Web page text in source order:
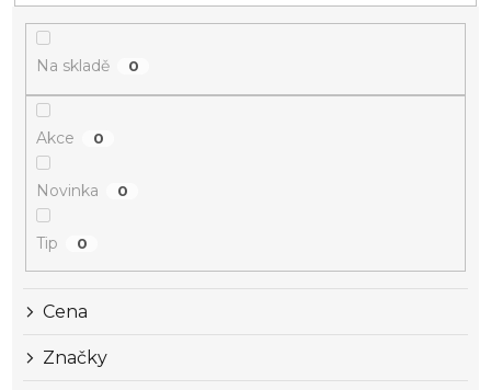
Na skladě 0
Akce 0
Novinka 0
Tip 0
Cena
Značky